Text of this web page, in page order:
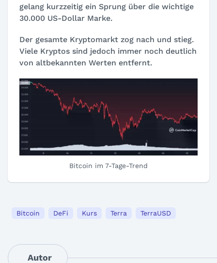
gelang kurzzeitig ein Sprung über die wichtige
30.000 US-Dollar Marke.
Der gesamte Kryptomarkt zog nach und stieg.
Viele Kryptos sind jedoch immer noch deutlich
von altbekannten Werten entfernt.
Bitcoin im 7-Tage-Trend
Bitcoin DeFi Kurs Terra TerraUSD
Autor